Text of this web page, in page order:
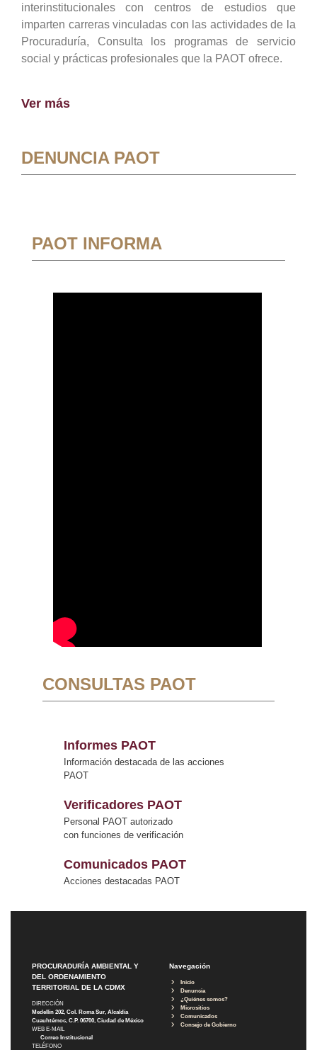
interinstitucionales con centros de estudios que
imparten carreras vinculadas con las actividades de la
Procuraduría, Consulta los programas de servicio
social y prácticas profesionales que la PAOT ofrece.
Ver más
DENUNCIA PAOT
PAOT INFORMA
CONSULTAS PAOT
Informes PAOT
Información destacada de las acciones
PAOT
Verificadores PAOT
Personal PAOT autorizado
con funciones de verificación
Comunicados PAOT
Acciones destacadas PAOT
PROCURADURÍA AMBIENTAL Y
DEL ORDENAMIENTO
TERRITORIAL DE LA CDMX
DIRECCIÓN
Medellín 202, Col. Roma Sur, Alcaldía
Cuauhtémoc, C.P. 06700, Ciudad de México
WEB E-MAIL
Correo Institucional
TELÉFONO
Navegación
Inicio
Denuncia
¿Quiénes somos?
Micrositios
Comunicados
Consejo de Gobierno